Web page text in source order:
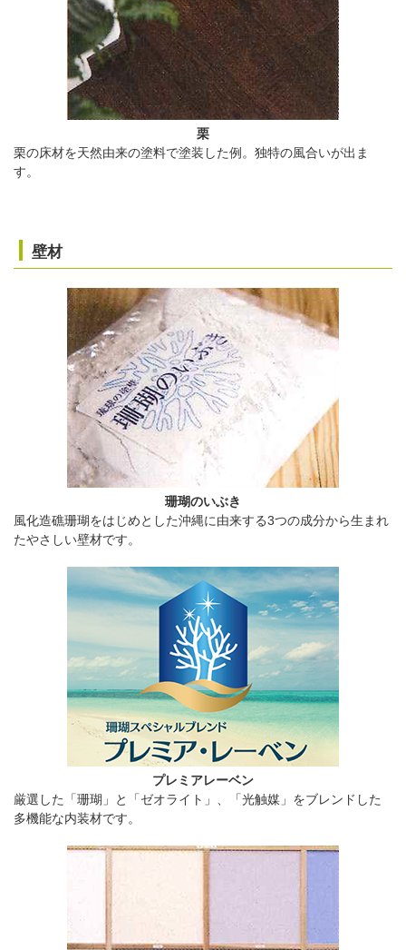
栗
栗の床材を天然由来の塗料で塗装した例。独特の風合いが出ま
す。
壁材
珊瑚のいぶき
風化造礁珊瑚をはじめとした沖縄に由来する3つの成分から生まれ
たやさしい壁材です。
プレミアレーベン
厳選した「珊瑚」と「ゼオライト」、「光触媒」をブレンドした
多機能な内装材です。